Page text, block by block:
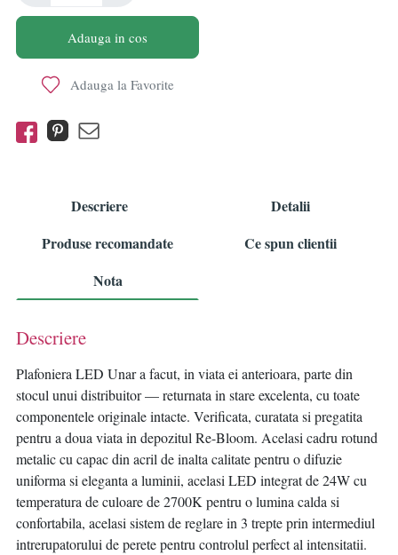
Adauga in cos
Adauga la Favorite
Descriere
Detalii
Produse recomandate
Ce spun clientii
Nota
Descriere
Plafoniera LED Unar a facut, in viata ei anterioara, parte din
stocul unui distribuitor — returnata in stare excelenta, cu toate
componentele originale intacte. Verificata, curatata si pregatita
pentru a doua viata in depozitul Re-Bloom. Acelasi cadru rotund
metalic cu capac din acril de inalta calitate pentru o difuzie
uniforma si eleganta a luminii, acelasi LED integrat de 24W cu
temperatura de culoare de 2700K pentru o lumina calda si
confortabila, acelasi sistem de reglare in 3 trepte prin intermediul
intrerupatorului de perete pentru controlul perfect al intensitatii.